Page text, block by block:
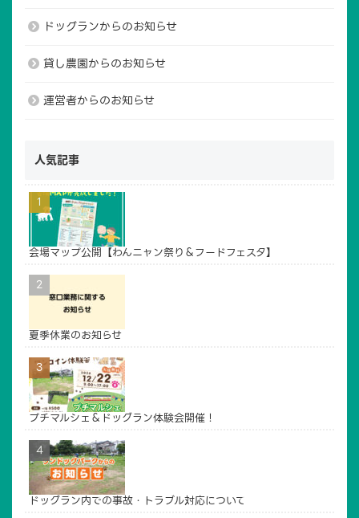
ドッグラン
イベントご利用案内
アクセス
ドッグランからのお知らせ
貸し農園からのお知らせ
運営者からのお知らせ
人気記事
会場マップ公開【わんニャン祭り＆フードフェスタ】
夏季休業のお知らせ
プチマルシェ＆ドッグラン体験会開催！
ドッグラン内での事故・トラブル対応について